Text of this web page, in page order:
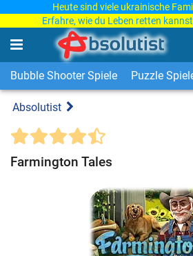
Heute sind viele ukrainische
Erfahre, wie du Leben retten
Bubble Shooter Spiele Puzzle
Absolutist
Farmington Tales